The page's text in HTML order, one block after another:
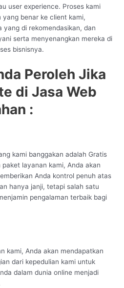
user experience. Proses kami
benar ke client kami,
yang di rekomendasikan, dan
serta menyenangkan mereka di
bisnisnya.
Peroleh Jika
di Jasa Web
:
kami banggakan adalah Gratis
layanan kami, Anda akan
Anda kontrol penuh atas
hanya janji, tetapi salah satu
pengalaman terbaik bagi
kami, Anda akan mendapatkan
dari kepedulian kami untuk
dalam dunia online menjadi